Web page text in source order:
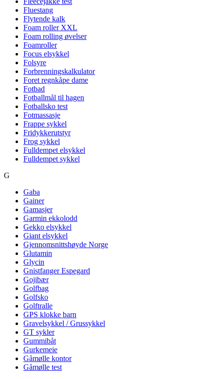
Fluestang
Flytende kalk
Foam roller XXL
Foam rolling øvelser
Foamroller
Focus elsykkel
Folsyre
Forbrenningskalkulator
Foret regnkåpe dame
Fotbad
Fotballmål til hagen
Fotballsko test
Fotmassasje
Frappe sykkel
Fridykkerutstyr
Frog sykkel
Fulldempet elsykkel
Fulldempet sykkel
G
Gaba
Gainer
Gamasjer
Garmin ekkolodd
Gekko elsykkel
Giant elsykkel
Gjennomsnittshøyde Norge
Glutamin
Glycin
Gnistfanger Espegard
Gojibær
Golfbag
Golfsko
Golftralle
GPS klokke barn
Gravelsykkel / Grussykkel
GT sykler
Gummibåt
Gurkemeie
Gåmølle kontor
Gåmølle test